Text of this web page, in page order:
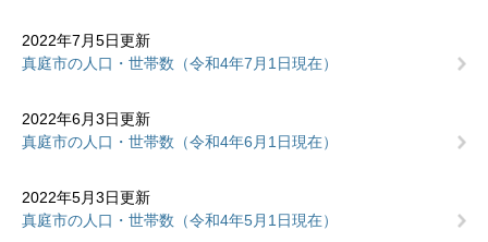
2022年7月5日更新
真庭市の人口・世帯数（令和4年7月1日現在）
2022年6月3日更新
真庭市の人口・世帯数（令和4年6月1日現在）
2022年5月3日更新
真庭市の人口・世帯数（令和4年5月1日現在）